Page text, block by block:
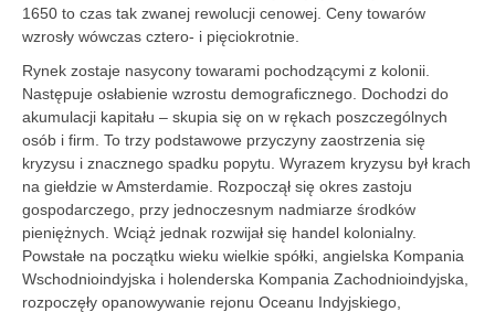
1650 to czas tak zwanej rewolucji cenowej. Ceny towarów
wzrosły wówczas cztero- i pięciokrotnie.
Rynek zostaje nasycony towarami pochodzącymi z kolonii.
Następuje osłabienie wzrostu demograficznego. Dochodzi do
akumulacji kapitału – skupia się on w rękach poszczególnych
osób i firm. To trzy podstawowe przyczyny zaostrzenia się
kryzysu i znacznego spadku popytu. Wyrazem kryzysu był krach
na giełdzie w Amsterdamie. Rozpoczął się okres zastoju
gospodarczego, przy jednoczesnym nadmiarze środków
pieniężnych. Wciąż jednak rozwijał się handel kolonialny.
Powstałe na początku wieku wielkie spółki, angielska Kompania
Wschodnioindyjska i holenderska Kompania Zachodnioindyjska,
rozpoczęły opanowywanie rejonu Oceanu Indyjskiego,